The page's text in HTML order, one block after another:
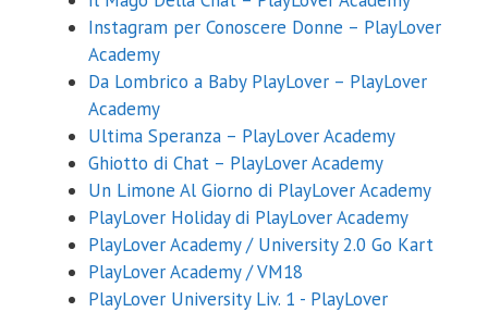
Instagram per Conoscere Donne – PlayLover
Academy
Da Lombrico a Baby PlayLover – PlayLover
Academy
Ultima Speranza – PlayLover Academy
Ghiotto di Chat – PlayLover Academy
Un Limone Al Giorno di PlayLover Academy
PlayLover Holiday di PlayLover Academy
PlayLover Academy / University 2.0 Go Kart
PlayLover Academy / VM18
PlayLover University Liv. 1 - PlayLover
Inviami il coupon
Non mi interessa
La tua email non verrà comunicata a nessuno e per
nessuna ragione.